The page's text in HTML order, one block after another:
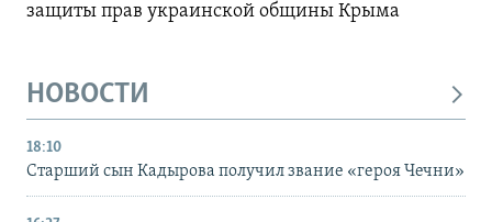
защиты прав украинской общины Крыма
НОВОСТИ
18:10
Старший сын Кадырова получил звание «героя Чечни»